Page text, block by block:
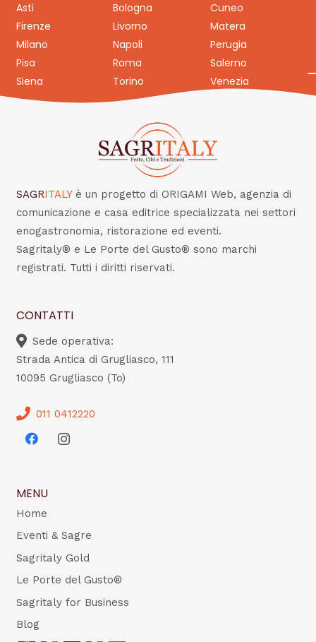
Asti Bologna
Cuneo
Firenze
Livorno
Matera
Milano
Napoli
Perugia
Pisa
Roma
Salerno
Siena
Torino Venezia
SAGRITALY è un progetto di ORIGAMI Web, agenzia di
comunicazione e casa editrice specializzata nei settori
enogastronomia, ristorazione ed eventi.
Sagritaly® e Le Porte del Gusto® sono marchi
registrati. Tutti i diritti riservati.
CONTATTI
Sede operativa:
Strada Antica di Grugliasco, 111
10095 Grugliasco (To)
011 0412220
MENU
Home
Eventi & Sagre
Sagritaly Gold
Le Porte del Gusto®
Sagritaly for Business
Blog